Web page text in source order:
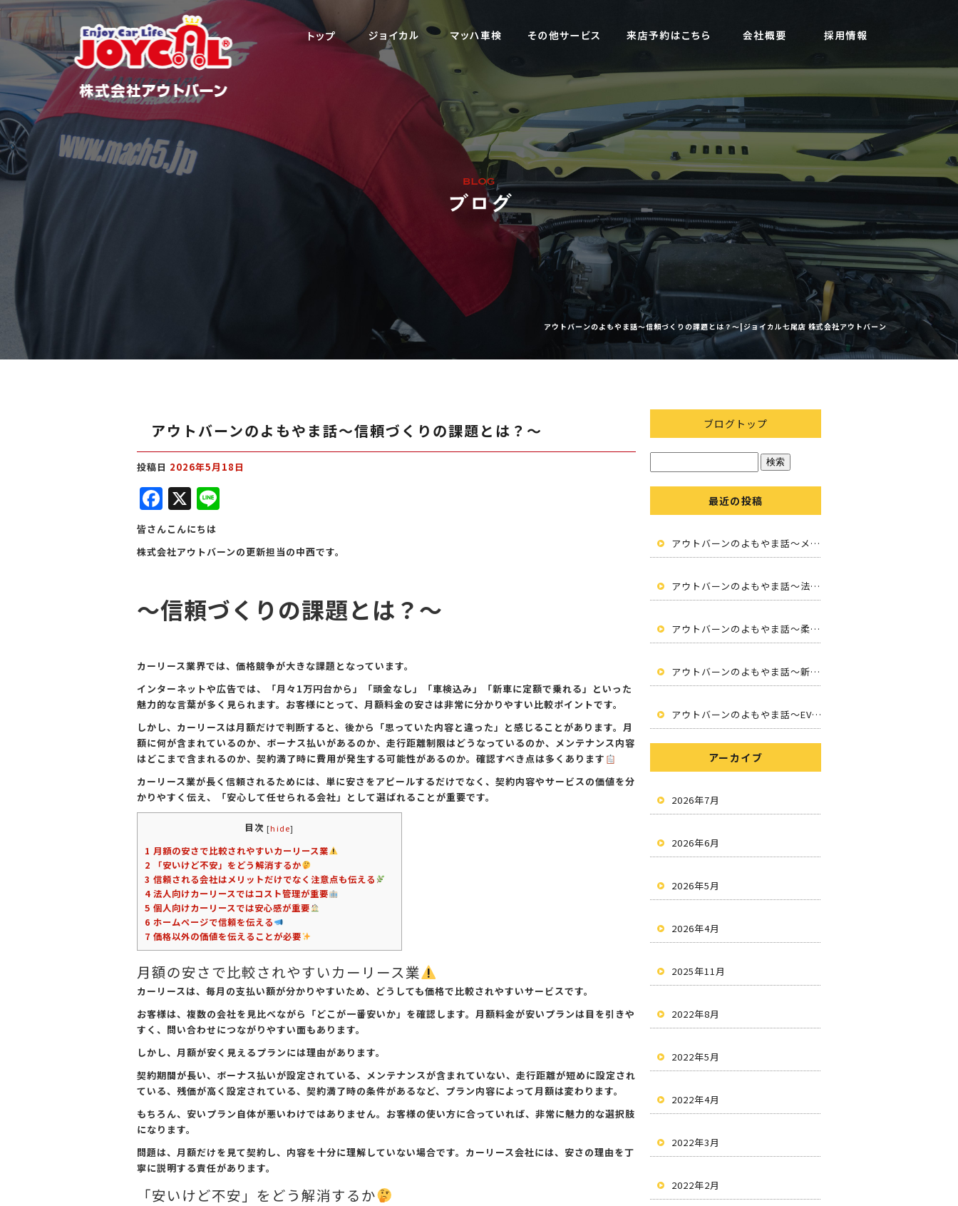
アウトバーンのよもやま話～信頼づくりの課題とは？～|ジョイカル七尾店 株式会社アウトバーン
アウトバーンのよもやま話～信頼づくりの課題とは？～
投稿日 2026年5月18日
F
a
c
e
o
k
X
e
皆さんこんにちは
株式会社アウトバーンの更新担当の中西です。
～信頼づくりの課題とは？～
カーリース業界では、価格競争が大きな課題となっています。
インターネットや広告では、「月々1万円台から」「頭金なし」「車検込み」「新車に定額で乗れる」といった
魅力的な言葉が多く見られます。お客様にとって、月額料金の安さは非常に分かりやすい比較ポイントです。
しかし、カーリースは月額だけで判断すると、後から「思っていた内容と違った」と感じることがあります。月
額に何が含まれているのか、ボーナス払いがあるのか、走行距離制限はどうなっているのか、メンテナンス内容
はどこまで含まれるのか、契約満了時に費用が発生する可能性があるのか。確認すべき点は多くあります
カーリース業が長く信頼されるためには、単に安さをアピールするだけでなく、契約内容やサービスの価値を分
かりやすく伝え、「安心して任せられる会社」として選ばれることが重要です。
目次 [hide]
1 月額の安さで比較されやすいカーリース業
2 「安いけど不安」をどう解消するか
3 信頼される会社はメリットだけでなく注意点も伝える
4 法人向けカーリースではコスト管理が重要
5 個人向けカーリースでは安心感が重要
6 ホームページで信頼を伝える
7 価格以外の価値を伝えることが必要
月額の安さで比較されやすいカーリース業
カーリースは、毎月の支払い額が分かりやすいため、どうしても価格で比較されやすいサービスです。
お客様は、複数の会社を見比べながら「どこが一番安いか」を確認します。月額料金が安いプランは目を引きや
すく、問い合わせにつながりやすい面もあります。
しかし、月額が安く見えるプランには理由があります。
契約期間が長い、ボーナス払いが設定されている、メンテナンスが含まれていない、走行距離が短めに設定され
ている、残価が高く設定されている、契約満了時の条件があるなど、プラン内容によって月額は変わります。
もちろん、安いプラン自体が悪いわけではありません。お客様の使い方に合っていれば、非常に魅力的な選択肢
になります。
問題は、月額だけを見て契約し、内容を十分に理解していない場合です。カーリース会社には、安さの理由を丁
寧に説明する責任があります。
「安いけど不安」をどう解消するか
ブログトップ
最近の投稿
アウトバーンのよもやま話～メンテナンスと未来の魅力～
アウトバーンのよもやま話～法人向けカーリース～
アウトバーンのよもやま話～柔軟性と便利さ～
アウトバーンのよもやま話～新しいカーライフへ～
アウトバーンのよもやま話～EV・サブスク・情報発信・地域密着～
アーカイブ
2026年7月
2026年6月
2026年5月
2026年4月
2025年11月
2022年8月
2022年5月
2022年4月
2022年3月
2022年2月